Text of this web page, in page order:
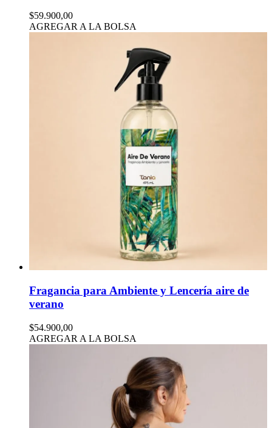
$59.900,00
AGREGAR A LA BOLSA
Fragancia para Ambiente y Lencería aire de
verano
$54.900,00
AGREGAR A LA BOLSA